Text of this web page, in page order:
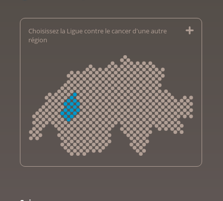
Choisissez la Ligue contre le cancer d'une autre
région